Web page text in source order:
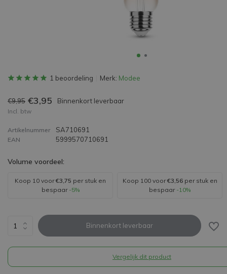
1 beoordeling Merk: Modee
€9,95 €3,95 Binnenkort leverbaar
Incl. btw
Artikelnummer SA710691
EAN 5999570710691
Volume voordeel:
Koop 10 voor€3,75 per stuk en
bespaar -5%
Koop 100 voor€3,56per stuk en
bespaar -10%
Binnenkort leverbaar
Vergelijk dit product